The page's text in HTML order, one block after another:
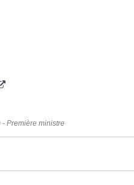
Première ministre